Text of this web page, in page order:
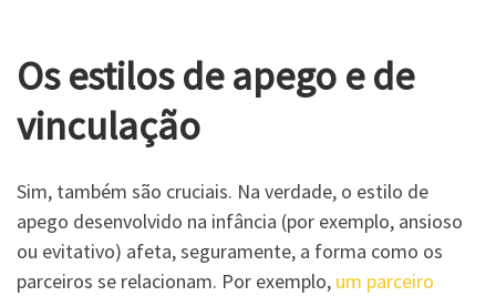
Os estilos de apego e de
vinculação
Sim, também são cruciais. Na verdade, o estilo de
apego desenvolvido na infância (por exemplo, ansioso
ou evitativo) afeta, seguramente, a forma como os
parceiros se relacionam. Por exemplo, um parceiro